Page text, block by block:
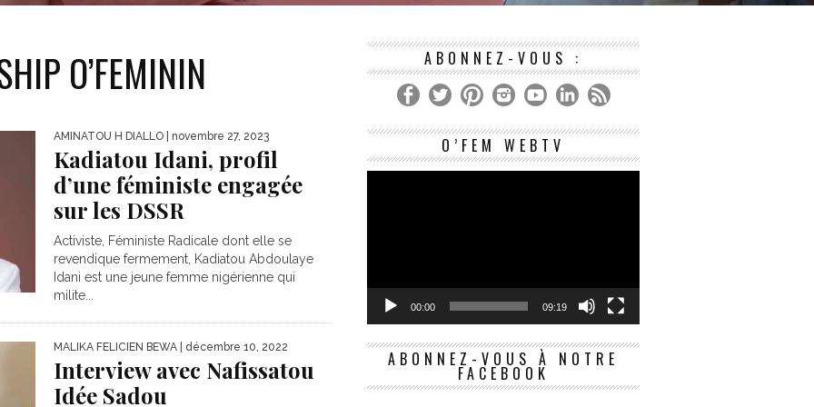
O’FEMININ
AMINATOU H DIALLO | novembre 27, 2023
Kadiatou Idani, profil
d’une féministe engagée
sur les DSSR
Activiste, Féministe Radicale dont elle se
revendique fermement, Kadiatou Abdoulaye
Idani est une jeune femme nigérienne qui
milite...
MALIKA FELICIEN BEWA | décembre 10, 2022
Interview avec Nafissatou
Idée Sadou
ABONNEZ-VOUS :
O’FEM WEBTV
Lecteur
00:00 09:19
ABONNEZ-VOUS À NOTRE
FACEBOOK